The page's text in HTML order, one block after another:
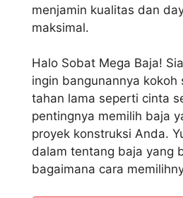
menjamin kualitas dan
maksimal.
Halo Sobat Mega Baja!
ingin bangunannya kokoh
tahan lama seperti cinta
pentingnya memilih baja
proyek konstruksi Anda.
dalam tentang baja yang
bagaimana cara